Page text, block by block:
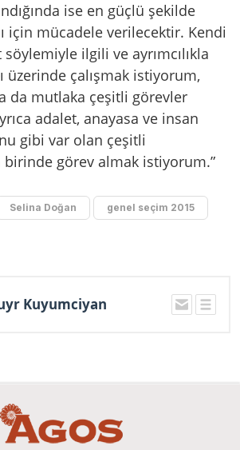
ise en güçlü şekilde
için mücadele verilecektir. Kendi
ilgili ve ayrımcılıkla
üzerinde çalışmak istiyorum,
da mutlaka çeşitli görevler
adalet, anayasa ve insan
gibi var olan çeşitli
görev almak istiyorum.”
Selina Doğan genel seçim 2015
Kuyumciyan